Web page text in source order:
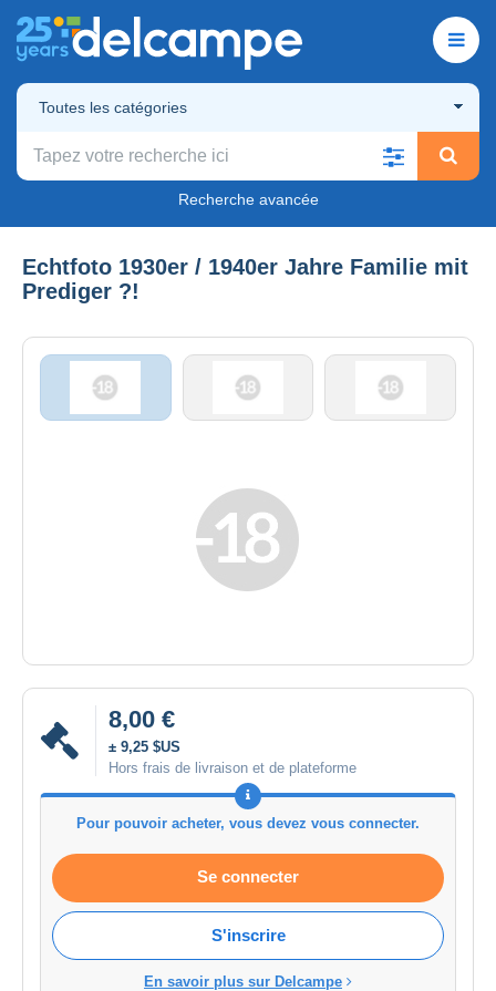
Toutes les catégories
Recherche avancée
Echtfoto 1930er / 1940er Jahre Familie mit
Prediger ?!
8,00 €
± 9,25 $US
Hors frais de livraison et de plateforme
Pour pouvoir acheter, vous devez vous connecter.
Se connecter
S'inscrire
En savoir plus sur Delcampe